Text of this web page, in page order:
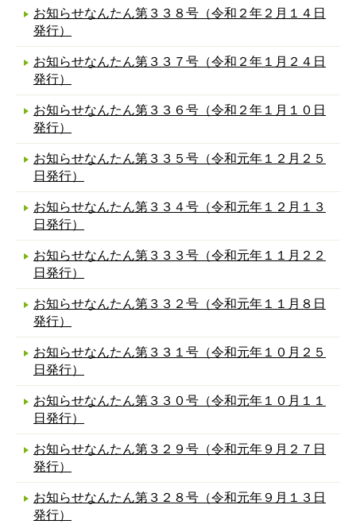
お知らせなんたん第３３８号（令和２年２月１４日
発行）
お知らせなんたん第３３７号（令和２年１月２４日
発行）
お知らせなんたん第３３６号（令和２年１月１０日
発行）
お知らせなんたん第３３５号（令和元年１２月２５
日発行）
お知らせなんたん第３３４号（令和元年１２月１３
日発行）
お知らせなんたん第３３３号（令和元年１１月２２
日発行）
お知らせなんたん第３３２号（令和元年１１月８日
発行）
お知らせなんたん第３３１号（令和元年１０月２５
日発行）
お知らせなんたん第３３０号（令和元年１０月１１
日発行）
お知らせなんたん第３２９号（令和元年９月２７日
発行）
お知らせなんたん第３２８号（令和元年９月１３日
発行）